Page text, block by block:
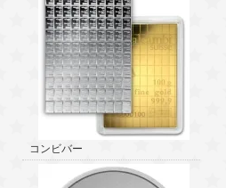
コンビバー